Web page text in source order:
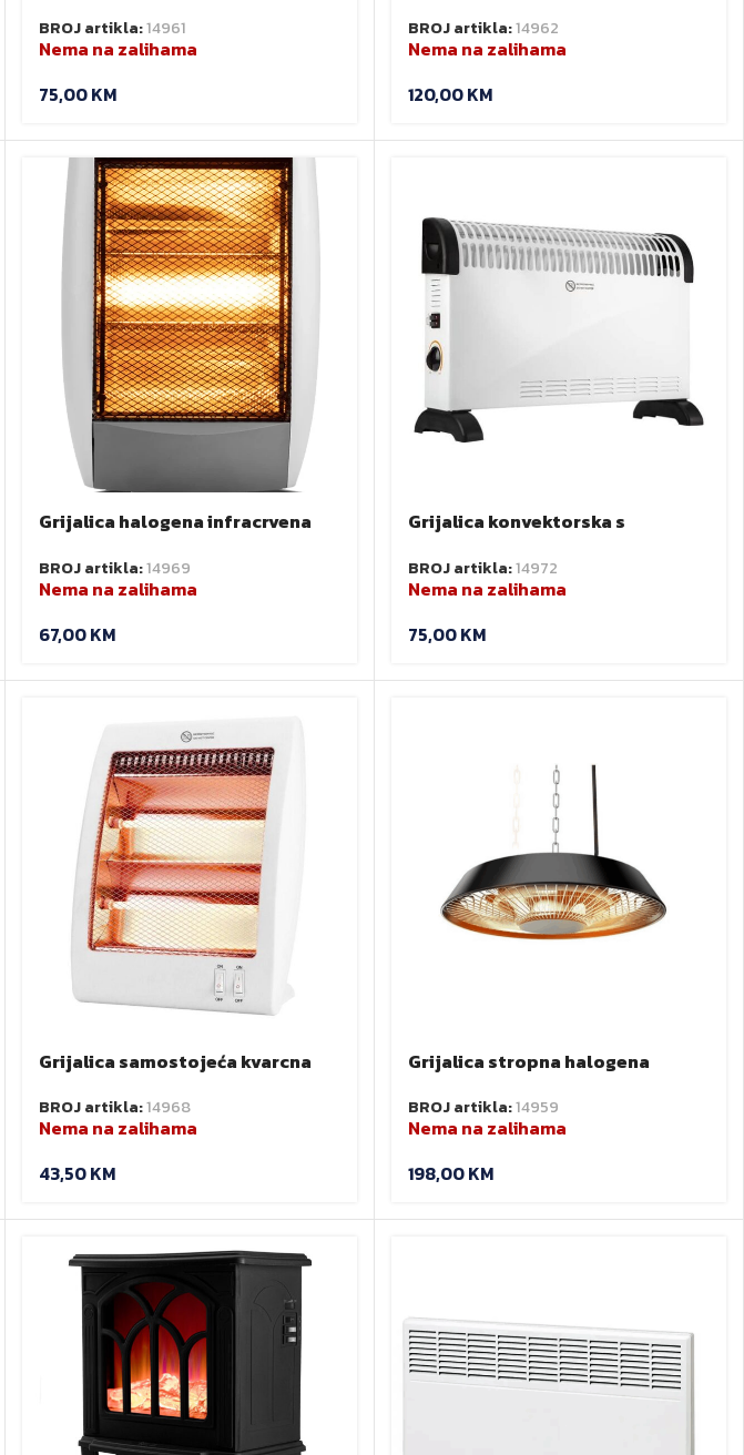
BROJ artikla:14961
Nema na zalihama
75,00KM
BROJ artikla:14962
Nema na zalihama
120,00KM
Grijalica halogena infracrvena
BROJ artikla:14969
Nema na zalihama
67,00KM
Grijalica konvektorska s
BROJ artikla:14972
Nema na zalihama
75,00KM
Grijalica samostojeća kvarcna
BROJ artikla:14968
Nema na zalihama
43,50KM
Grijalica stropna halogena
BROJ artikla:14959
Nema na zalihama
198,00KM